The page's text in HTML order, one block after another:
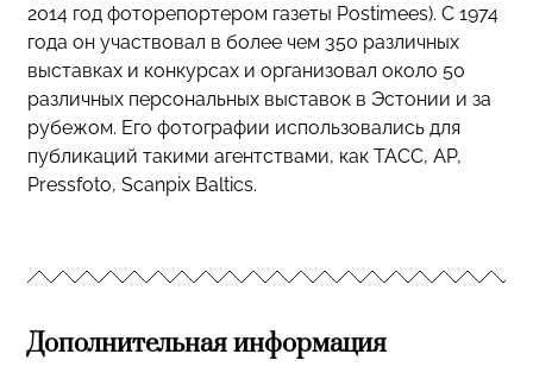
2014 год фоторепортером газеты Postimees). С 1974
года он участвовал в более чем 350 различных
выставках и конкурсах и организовал около 50
различных персональных выставок в Эстонии и за
рубежом. Его фотографии использовались для
публикаций такими агентствами, как ТАСС, AP,
Pressfoto, Scanpix Baltics.
Дополнительная информация